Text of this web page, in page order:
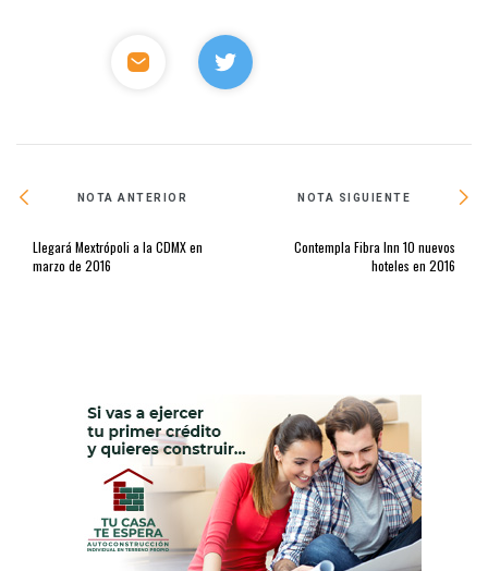
NOTA ANTERIOR
Llegará Mextrópoli a la CDMX en
marzo de 2016
NOTA SIGUIENTE
Contempla Fibra Inn 10 nuevos
hoteles en 2016